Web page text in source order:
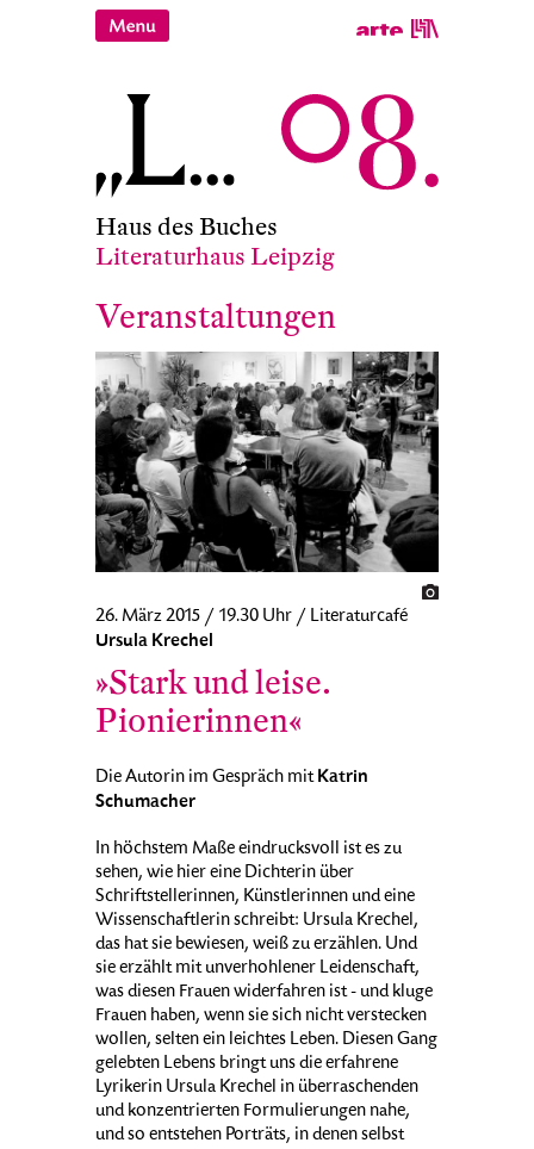
Haus des Buches
Literaturhaus Leipzig
Veranstaltungen
26. März 2015 / 19.30 Uhr / Literaturcafé
Ursula Krechel
»Stark und leise.
Pionierinnen«
Die Autorin im Gespräch mitKatrin
Schumacher
In höchstem Maße eindrucksvoll ist es zu
sehen, wie hier eine Dichterin über
Schriftstellerinnen, Künstlerinnen und eine
Wissenschaftlerin schreibt: Ursula Krechel,
das hat sie bewiesen, weiß zu erzählen. Und
sie erzählt mit unverhohlener Leidenschaft,
was diesen Frauen widerfahren ist - und kluge
Frauen haben, wenn sie sich nicht verstecken
wollen, selten ein leichtes Leben. Diesen Gang
gelebten Lebens bringt uns die erfahrene
Lyrikerin Ursula Krechel in überraschenden
und konzentrierten Formulierungen nahe,
und so entstehen Porträts, in denen selbst